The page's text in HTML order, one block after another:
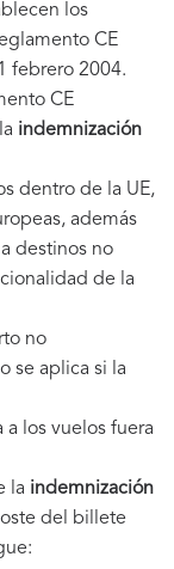
los
CE
febrero 2004.
CE
indemnización
dentro de la UE,
además
destinos no
de la
no
se aplica si la
los vuelos fuera
la indemnización
del billete